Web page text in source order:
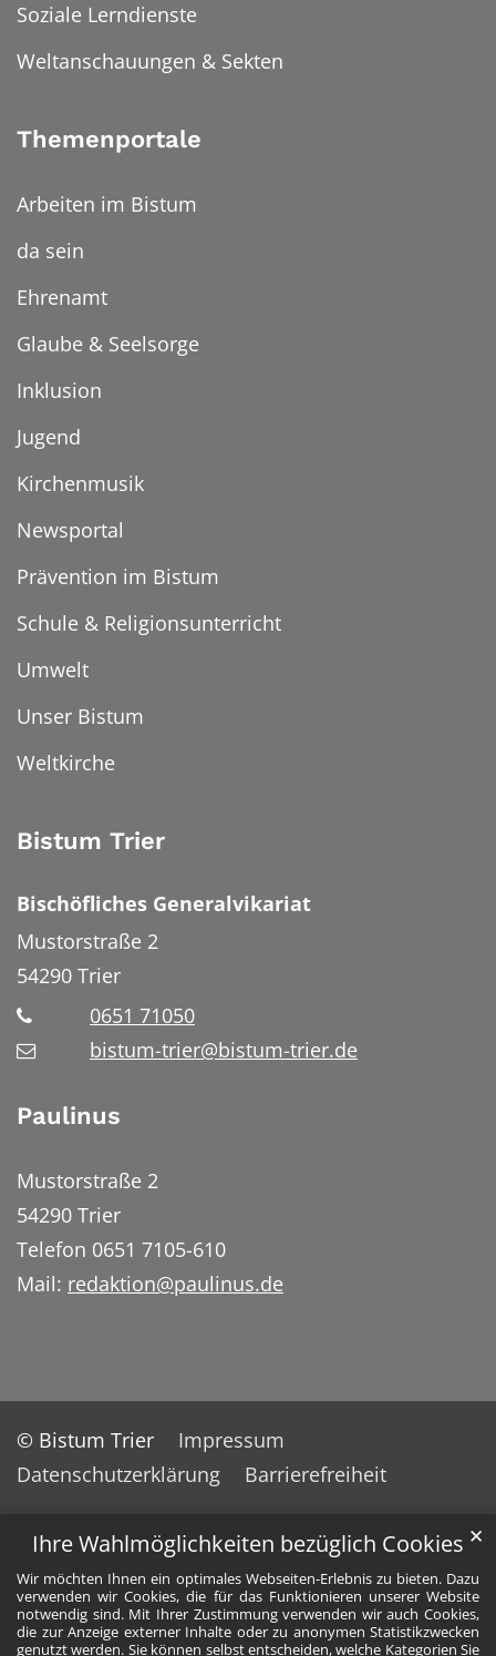
Ihre Wahlmöglichkeiten bezüglich Cookies
Wir möchten Ihnen ein optimales Webseiten-Erlebnis zu bieten. Dazu
verwenden wir Cookies, die für das Funktionieren unserer Website
notwendig sind. Mit Ihrer Zustimmung verwenden wir auch Cookies,
die zur Anzeige externer Inhalte oder zu anonymen Statistikzwecken
genutzt werden. Sie können selbst entscheiden, welche Kategorien Sie
✕
Soziale Lerndienste
Weltanschauungen & Sekten
Themenportale
Arbeiten im Bistum
da sein
Ehrenamt
Glaube & Seelsorge
Inklusion
Jugend
Kirchenmusik
Newsportal
Prävention im Bistum
Schule & Religionsunterricht
Umwelt
Unser Bistum
Weltkirche
Bistum Trier
Bischöfliches Generalvikariat
Mustorstraße 2
54290 Trier
0651 71050
bistum-trier@bistum-trier.de
Paulinus
Mustorstraße 2
54290 Trier
Telefon 0651 7105-610
Mail: redaktion@paulinus.de
© Bistum Trier
Impressum
Datenschutzerklärung
Barrierefreiheit